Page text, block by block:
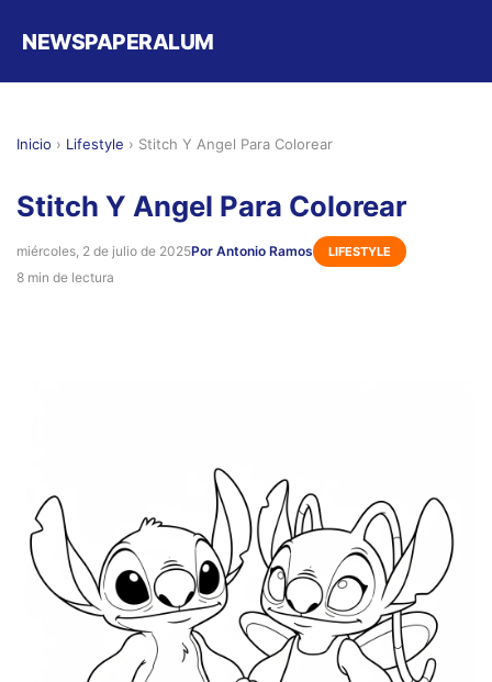
NEWSPAPERALUM
Inicio › Lifestyle › Stitch Y Angel Para Colorear
Stitch Y Angel Para Colorear
miércoles, 2 de julio de 2025Por Antonio Ramos LIFESTYLE
8 min de lectura